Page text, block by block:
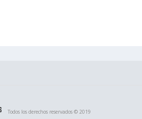
Todos los derechos reservados © 2019